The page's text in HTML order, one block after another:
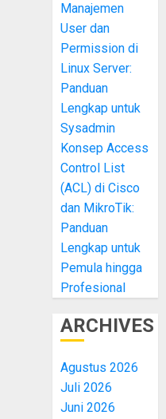
Manajemen
User dan
Permission di
Linux Server:
Panduan
Lengkap untuk
Sysadmin
Konsep Access
Control List
(ACL) di Cisco
dan MikroTik:
Panduan
Lengkap untuk
Pemula hingga
Profesional
ARCHIVES
Agustus 2026
Juli 2026
Juni 2026